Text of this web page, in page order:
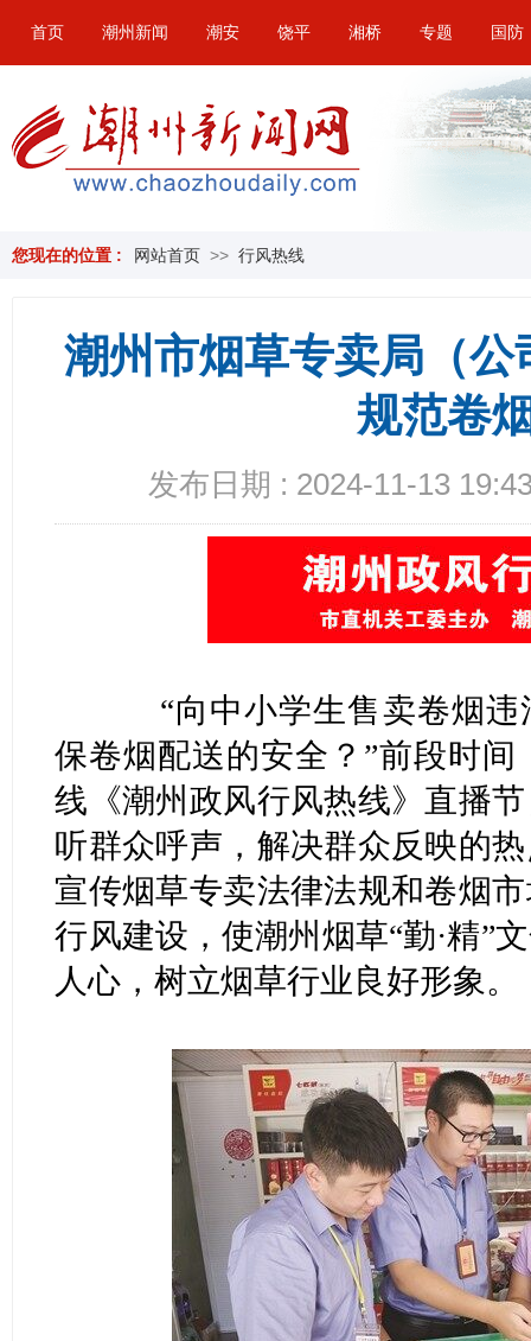
首页 潮州新闻 潮安 饶平 湘桥 专题 国防
您现在的位置 : 网站首页 >> 行风热线
潮州市烟草专卖局（
规范卷
发布日期 : 2024-11-13
“向中小学生售卖卷烟违
保卷烟配送的安全？”前段时
线《潮州政风行风热线》直播
听群众呼声，解决群众反映的
宣传烟草专卖法律法规和卷烟
行风建设，使潮州烟草“勤·精”
人心，树立烟草行业良好形象。